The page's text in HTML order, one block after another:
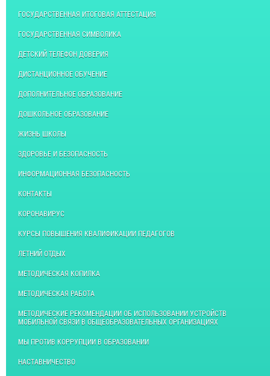
ГОСУДАРСТВЕННАЯ ИТОГОВАЯ АТТЕСТАЦИЯ
ГОСУДАРСТВЕННАЯ СИМВОЛИКА
ДЕТСКИЙ ТЕЛЕФОН ДОВЕРИЯ
ДИСТАНЦИОННОЕ ОБУЧЕНИЕ
ДОПОЛНИТЕЛЬНОЕ ОБРАЗОВАНИЕ
ДОШКОЛЬНОЕ ОБРАЗОВАНИЕ
ЖИЗНЬ ШКОЛЫ
ЗДОРОВЬЕ И БЕЗОПАСНОСТЬ
ИНФОРМАЦИОННАЯ БЕЗОПАСНОСТЬ
КОНТАКТЫ
КОРОНАВИРУС
КУРСЫ ПОВЫШЕНИЯ КВАЛИФИКАЦИИ ПЕДАГОГОВ
ЛЕТНИЙ ОТДЫХ
МЕТОДИЧЕСКАЯ КОПИЛКА
МЕТОДИЧЕСКАЯ РАБОТА
МЕТОДИЧЕСКИЕ РЕКОМЕНДАЦИИ ОБ ИСПОЛЬЗОВАНИИ УСТРОЙСТВ
МОБИЛЬНОЙ СВЯЗИ В ОБЩЕОБРАЗОВАТЕЛЬНЫХ ОРГАНИЗАЦИЯХ
МЫ ПРОТИВ КОРРУПЦИИ В ОБРАЗОВАНИИ
НАСТАВНИЧЕСТВО